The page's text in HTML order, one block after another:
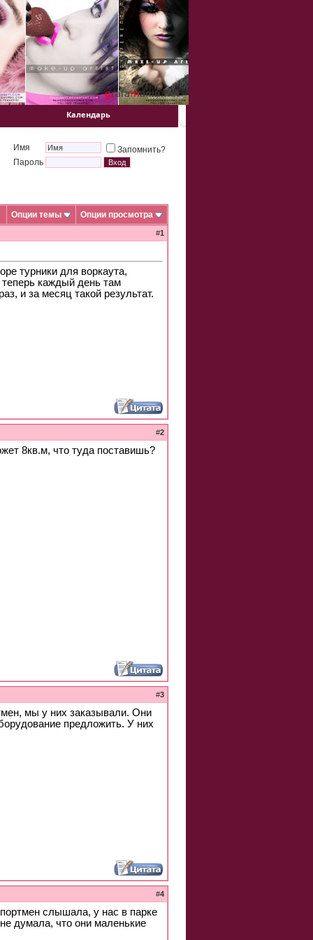
Календарь
Имя
Запомнить?
Пароль
Опции темы Опции просмотра
#1
турники для воркаута,
каждый день там
и за месяц такой результат.
#2
8кв.м, что туда поставишь?
#3
мы у них заказывали. Они
предложить. У них
#4
слышала, у нас в парке
думала, что они маленькие